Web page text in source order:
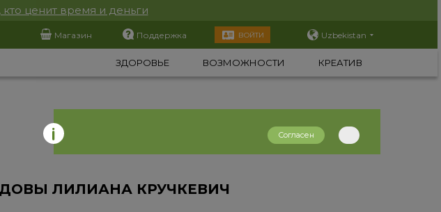
ценит время и деньги
Магазин Поддержка ВОЙТИ Uzbekistan
ЗДОРОВЬЕ ВОЗМОЖНОСТИ КРЕАТИВ
ЛИЛИАНА КРУЧКЕВИЧ
Согласен